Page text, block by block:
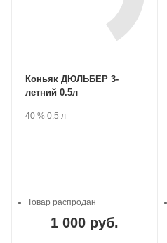
Коньяк ДЮЛЬБЕР 3-
летний 0.5л
Производитель:
.Крепость
40 %. Объем
0.5 л
1 000 руб.
Товар распродан